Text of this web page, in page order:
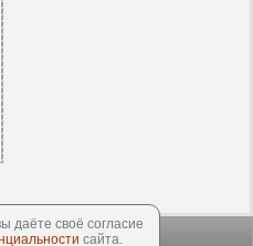
даёте своё согласие
сайта.